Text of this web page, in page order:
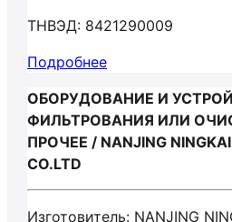
ТНВЭД: 8421290009
Подробнее
ОБОРУДОВАНИЕ И
ФИЛЬТРОВАНИЯ ИЛИ
ПРОЧЕЕ / NANJING
CO.LTD
Изготовитель: NANJING